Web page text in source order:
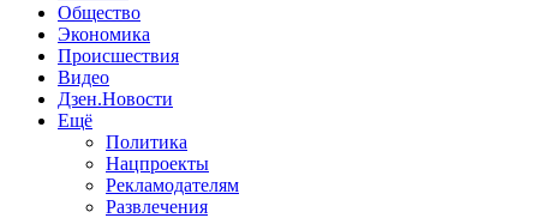
Общество
Экономика
Происшествия
Видео
Дзен.Новости
Ещё
Политика
Нацпроекты
Рекламодателям
Развлечения